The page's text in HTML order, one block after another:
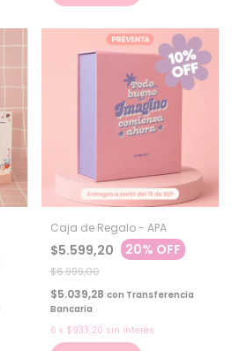
Caja de Regalo - APA
$5.599,20 20% OFF
$6.999,00
$5.039,28 con Transferencia
Bancaria
6 x $933,20 sin interés